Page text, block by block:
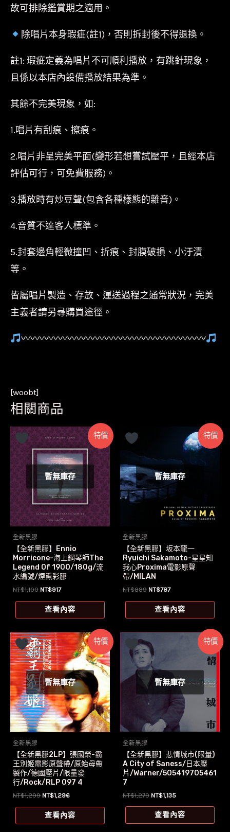
故可排除鑑賞期之適用。
除唱片本身瑕疵(註1)，否則拆封後不得退換。
註1: 瑕疵定義為唱片不可順利播放，有跳針現象，
且係以本店內設備播放結果為準。
其餘不完美現象，如:
1.唱片有刮痕、擦痕。
2.唱片非呈完美平面(變形若想嘗試壓平，且經本店
評估可行，可免費服務)。
3.播放時有炒豆聲(包含各種樣態的雜音)。
4.音質不達客人標準。
5.封套邊角輕微撞凹、折痕、封膜破損、小汙漬
等。
皆屬唱片製造、存放、運送過程之通常狀況，完美
主義者請另尋購買途徑。
〰〰〰〰〰〰〰〰〰〰〰〰〰〰〰〰〰〰〰〰
[woobt]
相關商品
特價
暫無庫存
全新黑膠
【全新黑膠】Ennio
Morricone-海上鋼琴師The
Legend Of 1900/180g/流
水編號/煙熏彩膠
NT$1,100 原
價
格：
NT$917目
價
格：
查看內容
特價
暫無庫存
全新黑膠
【全新黑膠】坂本龍一
Ryuichi Sakamoto-星星知
我心Proxima電影原聲
帶/MILAN
NT$889 原
格：
NT$787目
價
格：
查看內容
特價
暫無庫存
全新黑膠
【全新黑膠2LP】張國榮-霸
王別姬電影原聲帶/原始母帶
製作/德國壓片/限量發
行/Rock/RLP 097 4
NT$1,299 原
價
格：
NT$1,296目
價
格：
查看內容
特價
暫無庫存
全新黑膠
【全新黑膠】悲情城市(限量)
A City of Saness/日本壓
片/Warner/505419705461
7
NT$1,279 原
價
格：
NT$1,135目
價
格：
查看內容